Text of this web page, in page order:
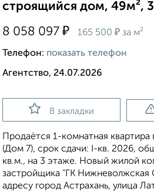
строящийся дом, 49м²,
8 058 097 ₽ 165 500 ₽ за м²
Телефон: показать телефон
Агентство, 24.07.2026
В закладки
Продаётся 1-комнатная
(Дом 7), срок сдачи: I-кв. 2026,
кв.м., на 3 этаже. Новый жилой
застройщика "ГК Нижневолжская
адресу город Астрахань, улица